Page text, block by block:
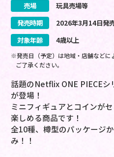
売場
玩具売場等
発売時期
2026年3月14日発
対象年齢
4歳以上
※発売日（予定）は地域・店舗などに
ご了承ください。
話題のNetflix ONE PIECEシ
が登場！
ミニフィギュアとコインが
楽しめる商品です！
全10種、樽型のパッケージ
み！！